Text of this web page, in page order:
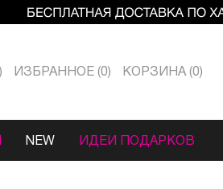
ИЗБРАННОЕ 0 КОРЗИНА 0
NEW ИДЕИ ПОДАРКОВ